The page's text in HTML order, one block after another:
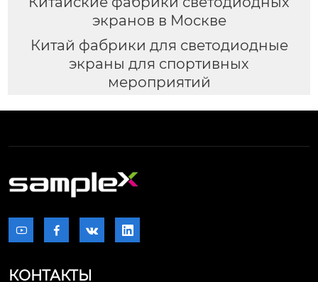
экранов в Москве
Китай фабрики для светодиодные
экраны для спортивных
мероприятий
   
КОНТАКТЫ